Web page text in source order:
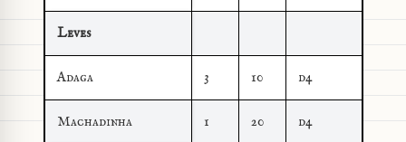
Leves
Adaga 3 10 d4
Machadinha 1 20 d4